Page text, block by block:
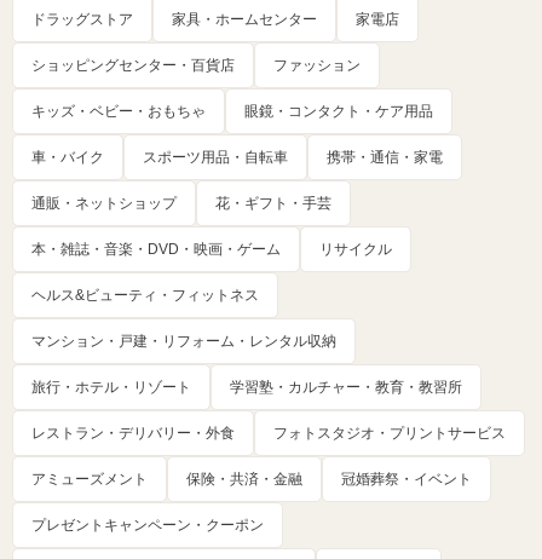
ドラッグストア 家具・ホームセンター 家電店
ショッピングセンター・百貨店 ファッション
キッズ・ベビー・おもちゃ 眼鏡・コンタクト・ケア用品
車・バイク スポーツ用品・自転車 携帯・通信・家電
通販・ネットショップ 花・ギフト・手芸
本・雑誌・音楽・DVD・映画・ゲーム リサイクル
ヘルス&ビューティ・フィットネス
マンション・戸建・リフォーム・レンタル収納
旅行・ホテル・リゾート 学習塾・カルチャー・教育・教習所
レストラン・デリバリー・外食 フォトスタジオ・プリントサービス
アミューズメント 保険・共済・金融 冠婚葬祭・イベント
プレゼントキャンペーン・クーポン